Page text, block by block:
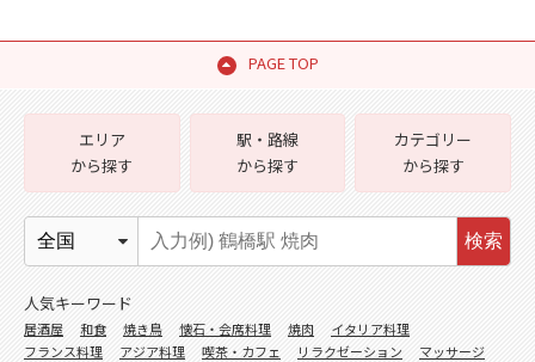
PAGE TOP
エリア
から探す
駅・路線
から探す
カテゴリー
から探す
検索
人気キーワード
居酒屋 和食 焼き鳥 懐石・会席料理 焼肉
イタリア料理
フランス料理
アジア料理 喫茶・カフェ リラクゼーション
マッサージ